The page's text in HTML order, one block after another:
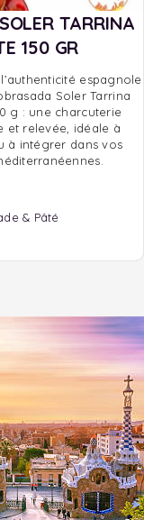
TARRINA
150 GR
espagnole
Soler Tarrina
g : une charcuterie
et relevée, idéale à
à intégrer dans vos
& Pâté